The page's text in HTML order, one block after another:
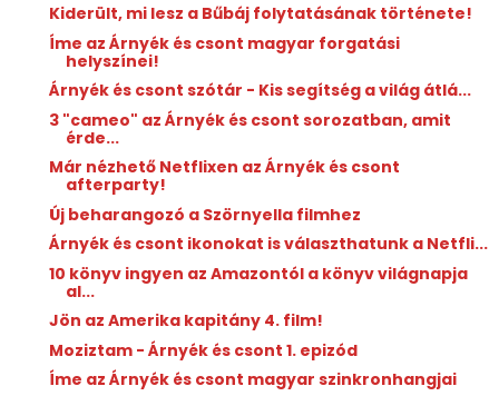
Kiderült, mi lesz a Bűbáj folytatásának története!
Íme az Árnyék és csont magyar forgatási
helyszínei!
Árnyék és csont szótár - Kis segítség a világ átlá...
3 "cameo" az Árnyék és csont sorozatban, amit
érde...
Már nézhető Netflixen az Árnyék és csont
afterparty!
Új beharangozó a Szörnyella filmhez
Árnyék és csont ikonokat is választhatunk a Netfli...
10 könyv ingyen az Amazontól a könyv világnapja
al...
Jön az Amerika kapitány 4. film!
Moziztam - Árnyék és csont 1. epizód
Íme az Árnyék és csont magyar szinkronhangjai